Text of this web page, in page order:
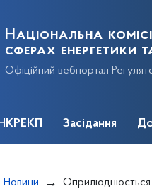
Національна
сферах енергетики
Офіційний вебпортал
Засідання
Новини Оприлюднюється проект постанови щодо внесення змін до постанови від 26.11.2015 № 2868